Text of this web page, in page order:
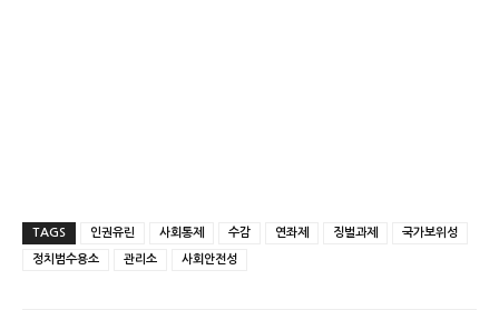
TAGS 인권유린 사회통제 수감 연좌제 징벌과제 국가보위성
정치범수용소 관리소 사회안전성